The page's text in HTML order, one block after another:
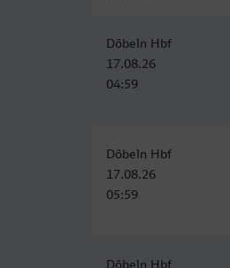
Döbeln Hbf
17.08.26
04:59
Döbeln Hbf
17.08.26
05:59
Döbeln Hbf